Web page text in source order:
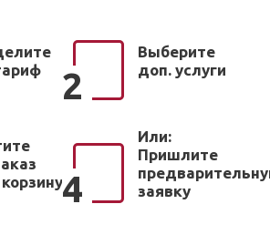
2
Выберите
доп. услуги
4
Или:
Пришлите
заявку